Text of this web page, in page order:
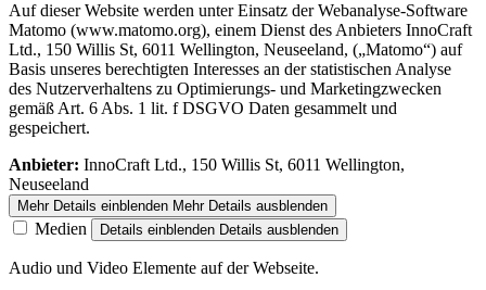
Auf dieser Website werden unter Einsatz der Webanalyse-Software
Matomo (www.matomo.org), einem Dienst des Anbieters InnoCraft
Ltd., 150 Willis St, 6011 Wellington, Neuseeland, („Matomo“) auf
Basis unseres berechtigten Interesses an der statistischen Analyse
des Nutzerverhaltens zu Optimierungs- und Marketingzwecken
gemäß Art. 6 Abs. 1 lit. f DSGVO Daten gesammelt und
gespeichert.
Anbieter: InnoCraft Ltd., 150 Willis St, 6011 Wellington,
Neuseeland
Mehr Details einblenden Mehr Details ausblenden
Medien Details einblenden Details ausblenden
Audio und Video Elemente auf der Webseite.